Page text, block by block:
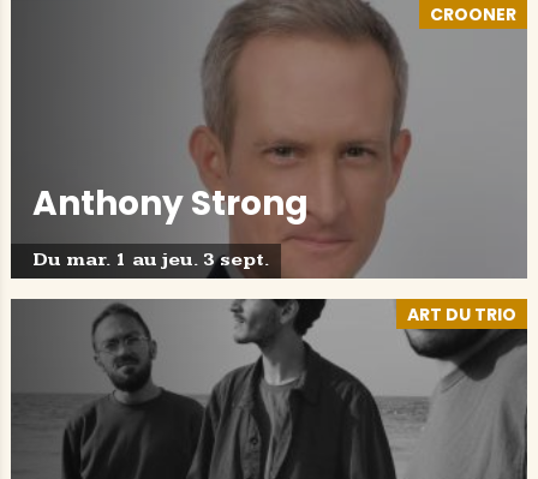
CROONER
Anthony Strong
Du mar. 1 au jeu. 3 sept.
ART DU TRIO